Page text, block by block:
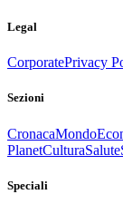
Legal
CorporatePrivacy
Sezioni
CronacaMondo
PlanetCulturaSalute
Speciali